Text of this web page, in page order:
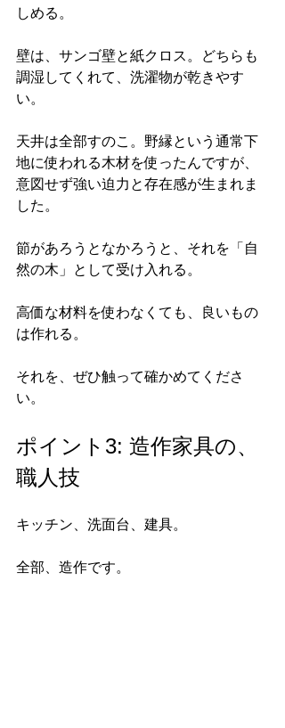
しめる。
壁は、サンゴ壁と紙クロス。どちらも
調湿してくれて、洗濯物が乾きやす
い。
天井は全部すのこ。野縁という通常下
地に使われる木材を使ったんですが、
意図せず強い迫力と存在感が生まれま
した。
節があろうとなかろうと、それを「自
然の木」として受け入れる。
高価な材料を使わなくても、良いもの
は作れる。
それを、ぜひ触って確かめてくださ
い。
ポイント3: 造作家具の、
職人技
キッチン、洗面台、建具。
全部、造作です。